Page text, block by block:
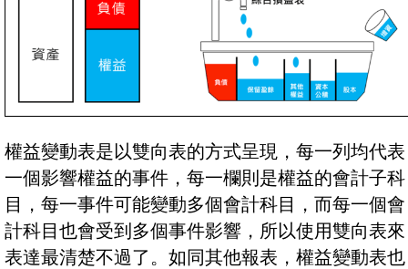
權益變動表是以雙向表的方式呈現，每一列均代表
一個影響權益的事件，每一欄則是權益的會計子科
目，每一事件可能變動多個會計科目，而每一個會
計科目也會受到多個事件影響，所以使用雙向表來
表達最清楚不過了。如同其他報表，權益變動表也